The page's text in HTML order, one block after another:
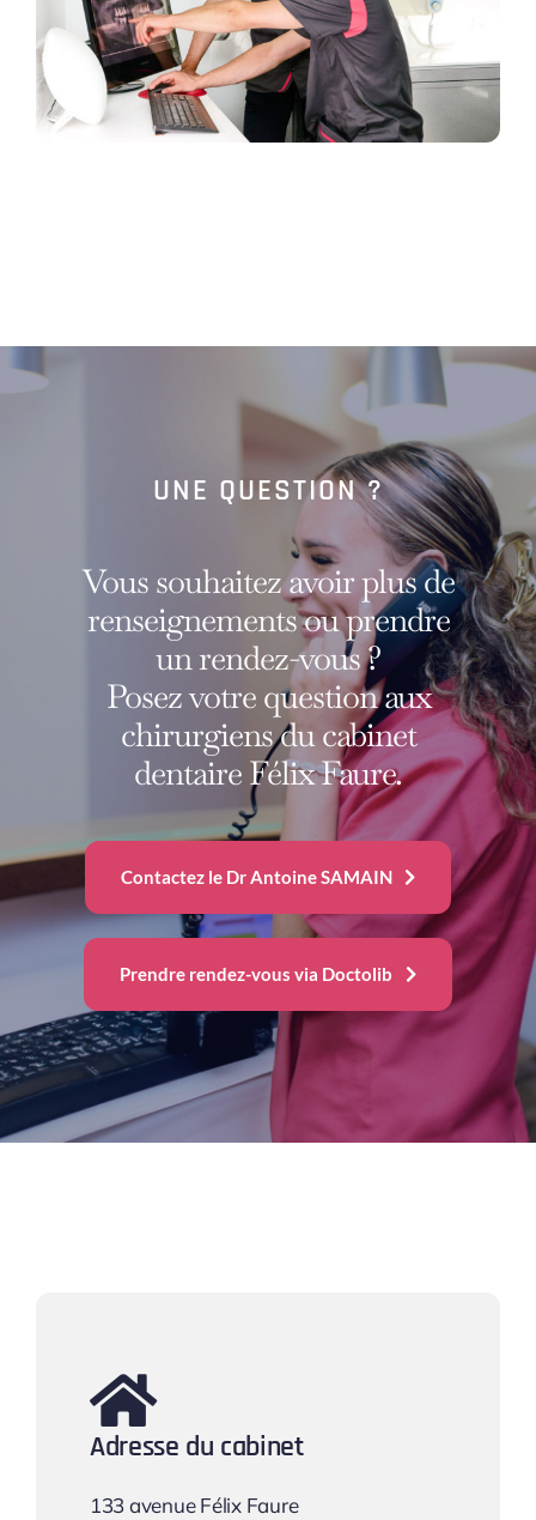
UNE QUESTION ?
Vous souhaitez avoir plus de
renseignements ou prendre
un rendez-vous ?
Posez votre question aux
chirurgiens du cabinet
dentaire Félix Faure.
Contactez le Dr Antoine SAMAIN
Prendre rendez-vous via Doctolib
Adresse du cabinet
133 avenue Félix Faure